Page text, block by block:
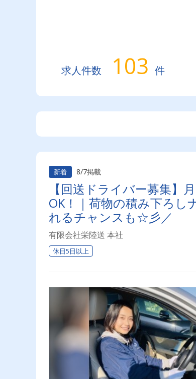
求人件数 103 件
新着 8/7掲載
【回送ドライバー募集】
OK！｜荷物の積み下ろし
れるチャンスも☆彡／
有限会社栄陸送 本社
休日5日以上